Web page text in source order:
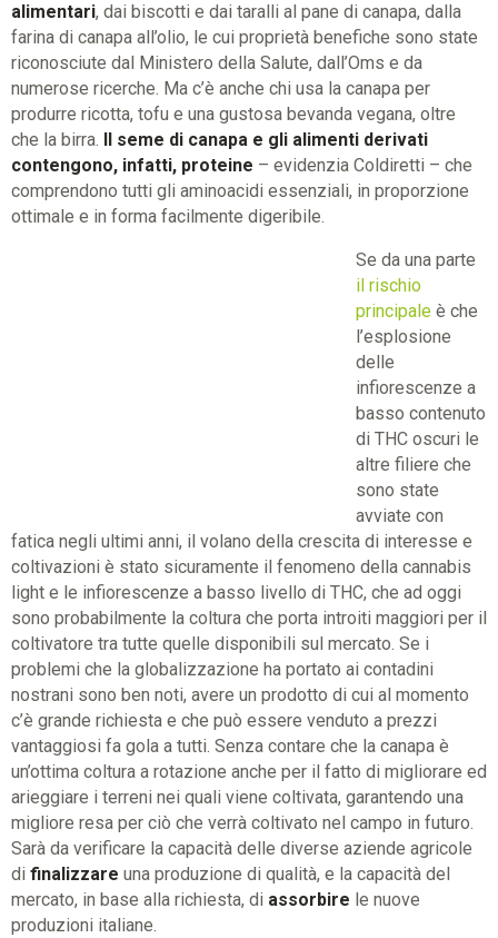
alimentari, dai biscotti e dai taralli al pane di canapa, dalla
farina di canapa all’olio, le cui proprietà benefiche sono state
riconosciute dal Ministero della Salute, dall’Oms e da
numerose ricerche. Ma c’è anche chi usa la canapa per
produrre ricotta, tofu e una gustosa bevanda vegana, oltre
che la birra. Il seme di canapa e gli alimenti derivati
contengono, infatti, proteine – evidenzia Coldiretti – che
comprendono tutti gli aminoacidi essenziali, in proporzione
ottimale e in forma facilmente digeribile.
Se da una parte
il rischio
principale è che
l’esplosione
delle
infiorescenze a
basso contenuto
di THC oscuri le
altre filiere che
sono state
avviate con
fatica negli ultimi anni, il volano della crescita di interesse e
coltivazioni è stato sicuramente il fenomeno della cannabis
light e le infiorescenze a basso livello di THC, che ad oggi
sono probabilmente la coltura che porta introiti maggiori per il
coltivatore tra tutte quelle disponibili sul mercato. Se i
problemi che la globalizzazione ha portato ai contadini
nostrani sono ben noti, avere un prodotto di cui al momento
c’è grande richiesta e che può essere venduto a prezzi
vantaggiosi fa gola a tutti. Senza contare che la canapa è
un’ottima coltura a rotazione anche per il fatto di migliorare ed
arieggiare i terreni nei quali viene coltivata, garantendo una
migliore resa per ciò che verrà coltivato nel campo in futuro.
Sarà da verificare la capacità delle diverse aziende agricole
di finalizzare una produzione di qualità, e la capacità del
mercato, in base alla richiesta, di assorbire le nuove
produzioni italiane.